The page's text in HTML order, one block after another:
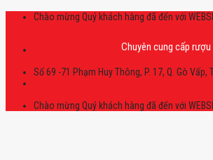
Skip
Chào mừng Quý khách hàng đã đến với
Chuyên cung cấp rượu
Số 69 -71 Phạm Huy Thông, P. 17, Q. Gò Vấp,
Chào mừng Quý khách hàng đã đến với